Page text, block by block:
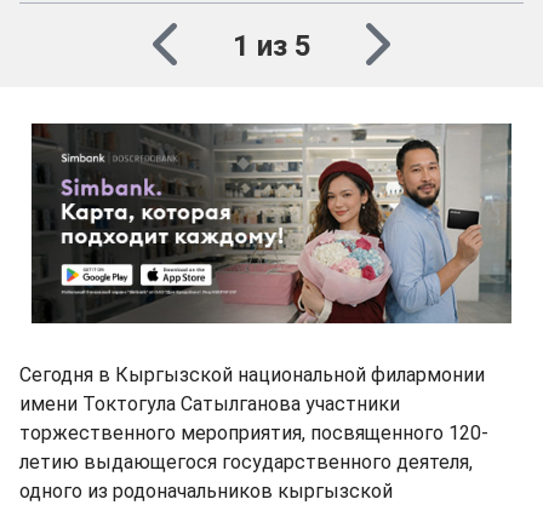
1 из 5
Сегодня в Кыргызской национальной филармонии
имени Токтогула Сатылганова участники
торжественного мероприятия, посвященного 120-
летию выдающегося государственного деятеля,
одного из родоначальников кыргызской